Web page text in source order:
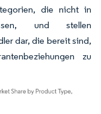
die nicht in
und stellen
dar, die bereit sind,
zu